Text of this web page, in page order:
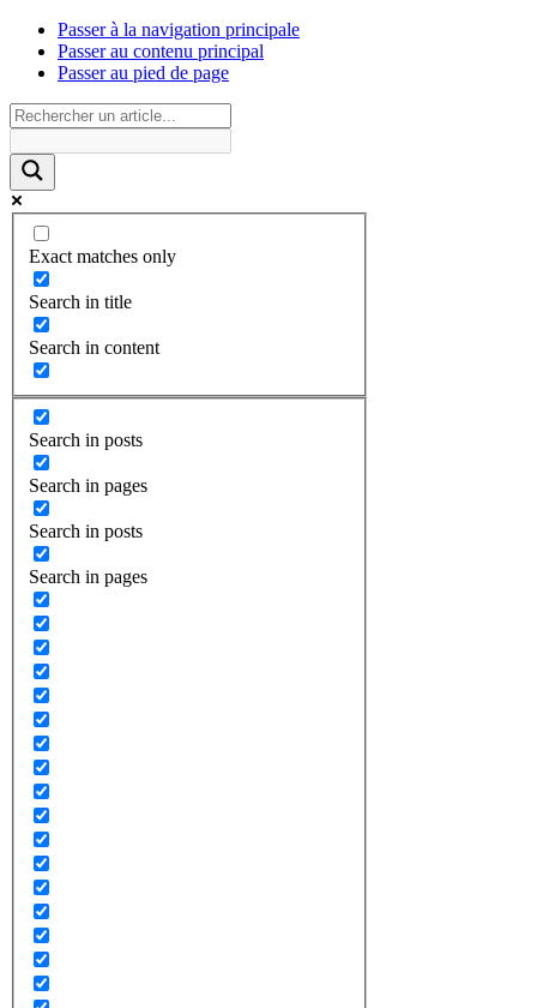
Passer à la navigation principale
Passer au contenu principal
Passer au pied de page
Exact matches only
Search in title
Search in content
Search in posts
Search in pages
Search in posts
Search in pages